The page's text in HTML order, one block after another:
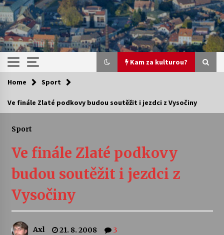
Kam za kulturou?
Kam za kulturou?
Vernisáž výstavy Josefíny Duškové: Stávám se
kapkou
Veselí muzikanti
Home Sport
Ve finále Zlaté podkovy budou soutěžit i jezdci z Vysočiny
Sport
Ve finále Zlaté podkovy
budou soutěžit i jezdci z
Vysočiny
Axl 21. 8. 2008 3